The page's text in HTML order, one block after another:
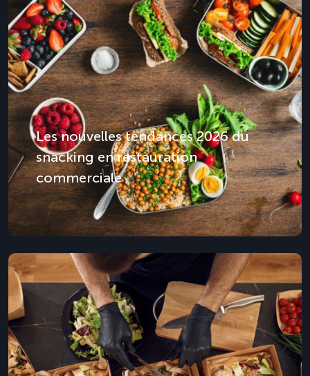
Les nouvelles tendances 2026 du
snacking en restauration
commerciale